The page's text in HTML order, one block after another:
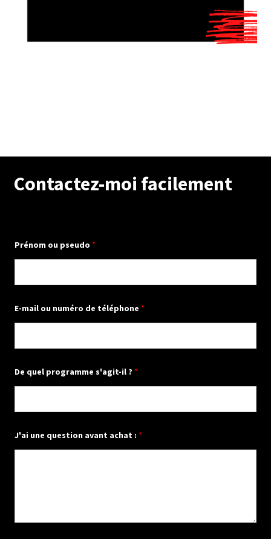
Contactez-moi facilement
Prénom ou pseudo *
?
l
E-mail ou numéro de téléphone *
De quel programme s'agit-il ? *
J'ai une question avant achat : *